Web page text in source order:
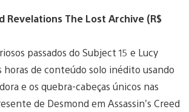
Revelations The Lost Archive (R$
passados do Subject 15 e Lucy
horas de conteúdo solo inédito usando
e os quebra-cabeças únicos nas
de Desmond em Assassin’s Creed